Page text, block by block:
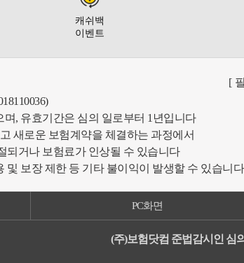
캐쉬백
이벤트
[
, 유효기간은 심의 일로부터 1년입니다
새로운 보험계약을 체결하는 과정에서
거나 보험료가 인상될 수 있습니다
보장 제한 등 기타 불이익이 발생할 수 있습니다
PC화면
(주)보험닷컴 준법감시인 심의